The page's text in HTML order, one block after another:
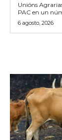
Unións
PAC en un
6 agosto, 2026